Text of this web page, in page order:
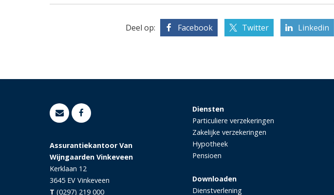
Deel op: Facebook Twitter Linkedin
Assurantiekantoor Van
Wijngaarden Vinkeveen
Kerklaan 12
3645 EV Vinkeveen
T (0297) 219 000
Diensten
Particuliere verzekeringen
Zakelijke verzekeringen
Hypotheek
Pensioen
Downloaden
Dienstverlening